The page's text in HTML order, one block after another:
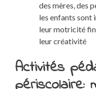
des mères, des
les enfants sont
leur motricité
leur créativité
Activités